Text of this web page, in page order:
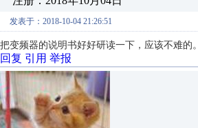
发表于：2018-10-04 21:26:51
把变频器的说明书好好研读一下，应该不难的。
回复 引用 举报